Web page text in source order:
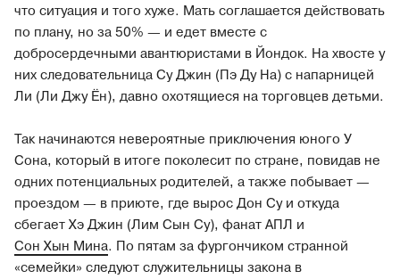
что ситуация и того хуже. Мать соглашается действовать
по плану, но за 50% — и едет вместе с
добросердечными авантюристами в Йондок. На хвосте у
них следовательница Су Джин (Пэ Ду На) с напарницей
Ли (Ли Джу Ён), давно охотящиеся на торговцев детьми.
Так начинаются невероятные приключения юного У
Сона, который в итоге поколесит по стране, повидав не
одних потенциальных родителей, а также побывает —
проездом — в приюте, где вырос Дон Су и откуда
сбегает Хэ Джин (Лим Сын Су), фанат АПЛ и
Сон Хын Мина. По пятам за фургончиком странной
«семейки» следуют служительницы закона в